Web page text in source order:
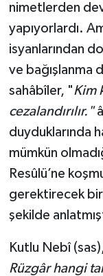
nimetlerden
yapıyorlardı.
isyanlarından
ve bağışlanma
sahâbîler, "Kim
cezalandırılır."
duyduklarında
mümkün
Resûlü’ne
gerektirecek bir
şekilde
Kutlu Nebî
Rüzgâr hangi
Sivas
Şanlıurfa
Şırnak
Tekirdağ
Tokat
Trabzon
Tunceli
Uşak